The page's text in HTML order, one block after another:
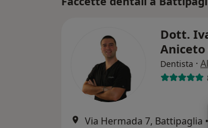
Dott.
Aniceto
Dentista ·
Via Hermada 7, Battipaglia •